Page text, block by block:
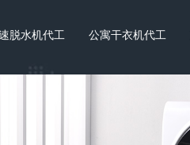
脱水机代工 公寓干衣机代工